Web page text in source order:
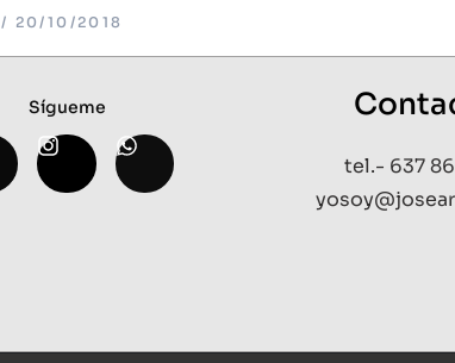
20/10/2018
Sígueme
tel.- 637